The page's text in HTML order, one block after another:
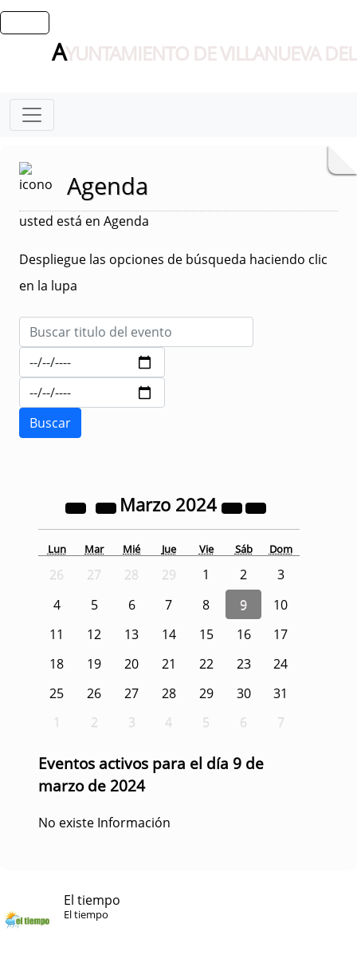
AYUNTAMIENTO DE VILLANUEVA
Agenda
usted está en Agenda
Despliegue las opciones de búsqueda haciendo clic
en la lupa
Marzo 2024
Lun Mar Mié Jue Vie Sáb Dom
26 27 28 29 1 2
3
4
5 6 7 8 9
10
11
12 13 14 15 16
17
18
19 20 21 22 23
24
25
26 27 28 29 30
31
1
2 3 4 5 6 7
Eventos activos para el día 9 de
marzo de 2024
No existe Información
El tiempo
El tiempo